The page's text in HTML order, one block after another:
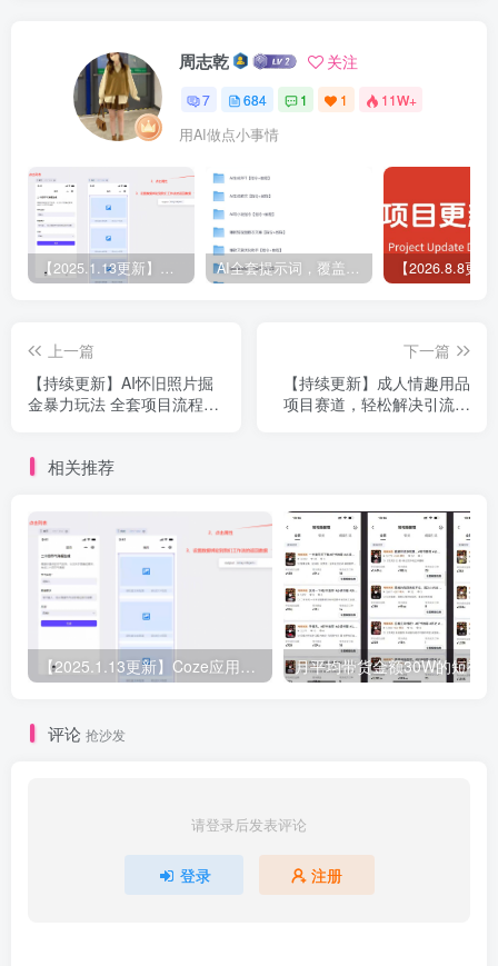
周志乾 关注
7 684 1 1 11W+
用AI做点小事情
【2025.1.13更新】Coze应用实战 如何利用coze应用功能，开发一个小程序，并发布到微信 AI全套提示词，覆盖微头条、小说、短视频脚本等32+创作场景
上一篇
【持续更新】AI怀旧照片掘
金暴力玩法 全套项目流程拆
下一篇
【持续更新】成人情趣用品
项目赛道，轻松解决引流获
相关推荐
【2025.1.13更新】Coze应用实战 如何利用coze应用功能，开发一个小程序，并发布到微信
评论 抢沙发
请登录后发表评论
登录 注册